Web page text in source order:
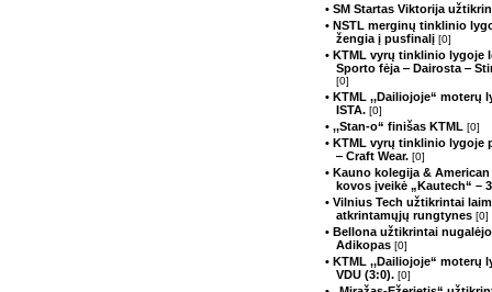
• SM Startas Viktorija
• NSTL merginų tinklinio
žengia į pusfinalį [0]
• KTML vyrų tinklinio lygoje
Sporto fėja ‒ Dairosta ‒
[0]
• KTML ,,Dailiojoje“ moterų
ISTA. [0]
• ,,Stan-o“ finišas KTML [0]
• KTML vyrų tinklinio lygoje
‒ Craft Wear. [0]
• Kauno kolegija &
kovos įveikė „Kautech“ –
• Vilnius Tech užtikrintai
atkrintamųjų rungtynes [0]
• Bellona užtikrintai
Adikopas [0]
• KTML ,,Dailiojoje“ moterų
VDU (3:0). [0]